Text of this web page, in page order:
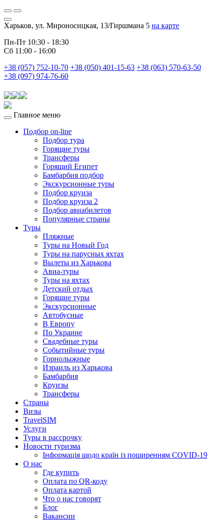
Харьков, ул. Мироносицкая, 13/Гиршмана 5 на карте
Пн-Пт 10:30 - 18:30
Сб 11:00 - 16:00
+38 (057) 752-10-70 +38 (050) 401-15-63 +38 (063) 570-63-50
+38 (097) 974-76-60
Главное меню
Подбор on-line
Подбор тура
Горящие туры
Трансферы
Горящий Египет
Бамбарбия подбор
Экскурсионные туры
Подбор круиза
Подбор круиза 2
Подбор авиабилетов
Популярные страны
Туры
Пляжные
Туры на Новый Год
Туры на парусных яхтах
Вылеты из Харькова
Авиа-туры
Туры на яхтах
Детский отдых
Горящие туры
Экскурсионные
Автобусные
В Европу
По Украине
Свадебные туры
Событийные туры
Горнолыжные
Израиль из Харькова
Бамбарбия
Круизы
Трансферы
Страны
Визы
TravelSIM
Услуги
Туры в рассрочку
Новости туризма
Інформація щодо країн із поширенням COVID-19
О нас
Где купить
Оплата по QR-коду
Оплата картой
Что о нас говорят
Блог
Вакансии